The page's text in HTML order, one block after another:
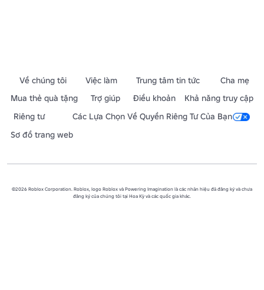
Về chúng tôi Việc làm Trung tâm tin tức
Cha mẹ
Mua thẻ quà tặng
Trợ giúp Điều khoản
Khả năng truy cập
Riêng tư
Các Lựa Chọn Về Quyền Riêng Tư Của Bạn
Sơ đồ trang web
©2026 Roblox Corporation. Roblox, logo Roblox và Powering Imagination là các nhãn hiệu đã đăng ký và chưa
đăng ký của chúng tôi tại Hoa Kỳ và các quốc gia khác.